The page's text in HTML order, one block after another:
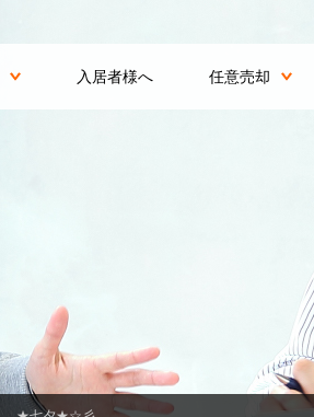
入居者様へ 任意売却